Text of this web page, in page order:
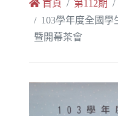
首頁 第112期
103學年度全國
暨開幕茶會